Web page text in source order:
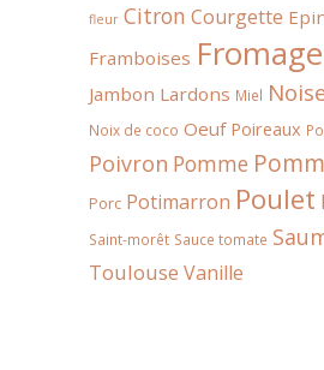
fleur Citron Courgette
Framboises Fromage
Jambon Lardons Miel
Noix de coco Oeuf Poireaux
Poivron Pomme
Porc Potimarron Poulet
Saint-morêt Sauce tomate
Toulouse Vanille